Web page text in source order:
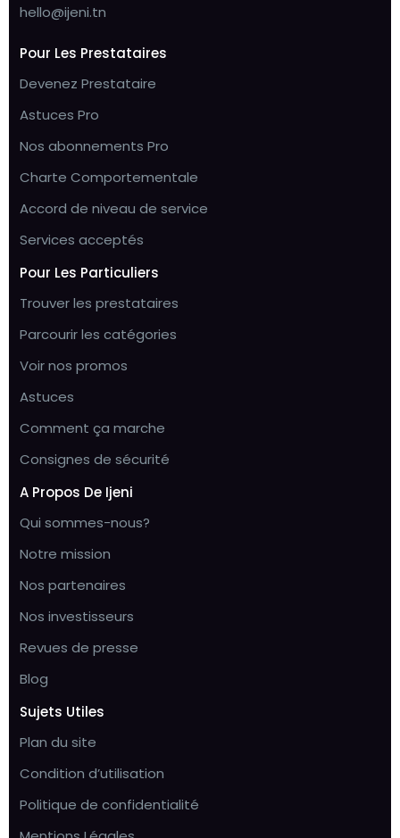
hello@ijeni.tn
Pour Les Prestataires
Devenez Prestataire
Astuces Pro
Nos abonnements Pro
Charte Comportementale
Accord de niveau de service
Services acceptés
Pour Les Particuliers
Trouver les prestataires
Parcourir les catégories
Voir nos promos
Astuces
Comment ça marche
Consignes de sécurité
A Propos De Ijeni
Qui sommes-nous?
Notre mission
Nos partenaires
Nos investisseurs
Revues de presse
Blog
Sujets Utiles
Plan du site
Condition d’utilisation
Politique de confidentialité